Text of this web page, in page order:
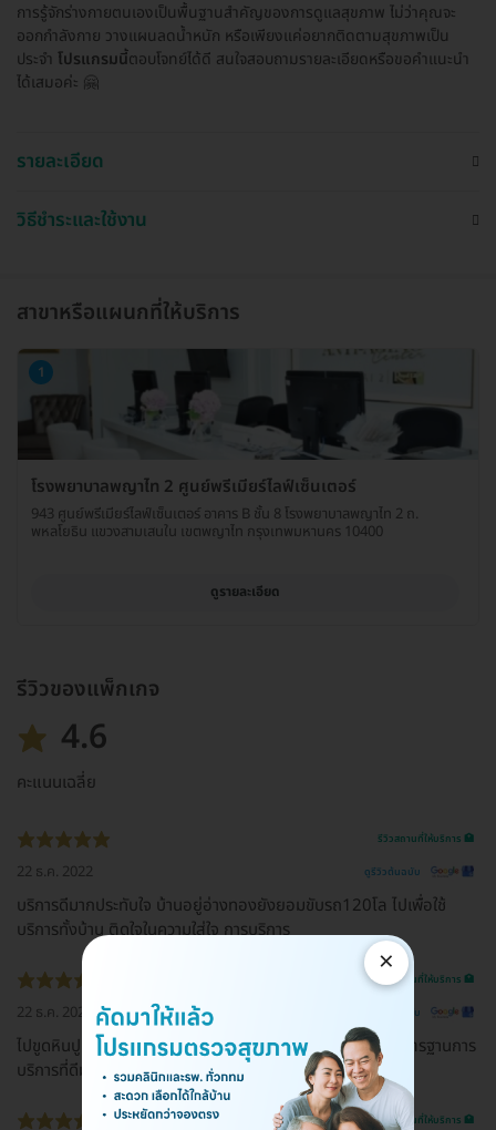
การรู้จักร่างกายตนเองเป็นพื้นฐานสำคัญของการดูแลสุขภาพ ไม่ว่าคุณจะ
ออกกำลังกาย วางแผนลดน้ำหนัก หรือเพียงแค่อยากติดตามสุขภาพเป็น
ประจำ โปรแกรมนี้ตอบโจทย์ได้ดี สนใจสอบถามรายละเอียดหรือขอคำแนะนำ
ได้เสมอค่ะ 🤗
รายละเอียด
วิธีชำระและใช้งาน
สาขาหรือแผนกที่ให้บริการ
1
โรงพยาบาลพญาไท 2 ศูนย์พรีเมียร์ไลฟ์เซ็นเตอร์
943 ศูนย์พรีเมียร์ไลฟ์เซ็นเตอร์ อาคาร B ชั้น 8 โรงพยาบาลพญาไท 2 ถ.
พหลโยธิน แขวงสามเสนใน เขตพญาไท กรุงเทพมหานคร 10400
ดูรายละเอียด
รีวิวของแพ็กเกจ
4.6
คะแนนเฉลี่ย
รีวิวสถานที่ให้บริการ 🏥
22 ธ.ค. 2022 ดูรีวิวต้นฉบับ
บริการดีมากประทับใจ บ้านอยู่อ่างทองยังยอมขับรถ120โล ไปเพื่อใช้
บริการทั้งบ้าน ติดใจในความใส่ใจ การบริการ
รีวิวสถานที่ให้บริการ 🏥
22 ธ.ค. 2022 ดูรีวิวต้นฉบับ
ไปขูดหินปูน หมอมือเบามาก แนะนำดี และทางโรงพยาบาลมีมาตรฐานการ
บริการที่ดีมาก
รีวิวสถานที่ให้บริการ 🏥
×